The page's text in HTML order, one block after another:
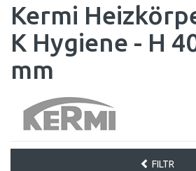
Kermi
K Hygiene - H
mm
FILTR